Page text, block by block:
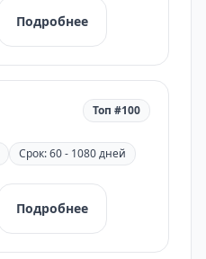
Подробнее
Топ #100
Срок: 60 - 1080 дней
Подробнее